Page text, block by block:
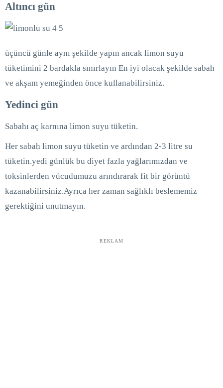
Altıncı gün
üçüncü günle aynı şekilde yapın ancak limon suyu
tüketimini 2 bardakla sınırlayın En iyi olacak şekilde sabah
ve akşam yemeğinden önce kullanabilirsiniz.
Yedinci gün
Sabahı aç karnına limon suyu tüketin.
Her sabah limon suyu tüketin ve ardından 2-3 litre su
tüketin.yedi günlük bu diyet fazla yağlarımızdan ve
toksinlerden vücudumuzu arındırarak fit bir görüntü
kazanabilirsiniz.Ayrıca her zaman sağlıklı beslememiz
gerektiğini unutmayın.
REKLAM